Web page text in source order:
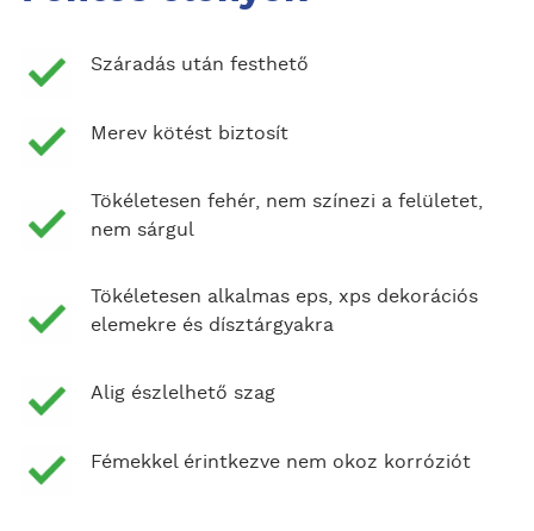
Száradás után festhető
Merev kötést biztosít
Tökéletesen fehér, nem színezi a felületet,
nem sárgul
Tökéletesen alkalmas eps, xps dekorációs
elemekre és dísztárgyakra
Alig észlelhető szag
Fémekkel érintkezve nem okoz korróziót